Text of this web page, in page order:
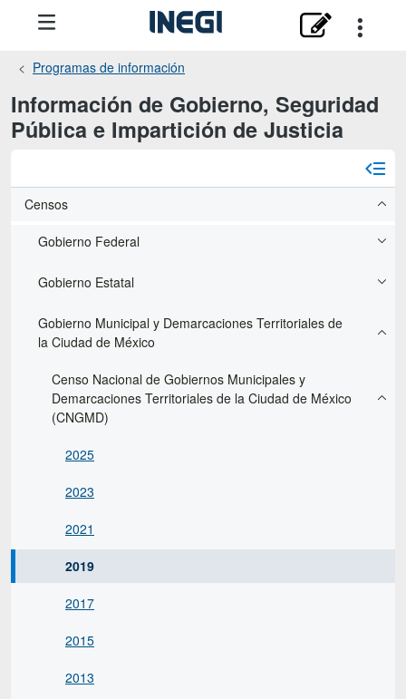
Programas de información
Información de Gobierno, Seguridad
Pública e Impartición de Justicia
Censos
Gobierno Federal
Gobierno Estatal
Gobierno Municipal y Demarcaciones Territoriales de
la Ciudad de México
Censo Nacional de Gobiernos Municipales y
Demarcaciones Territoriales de la Ciudad de México
(CNGMD)
2025
2023
2021
2019
2017
2015
2013